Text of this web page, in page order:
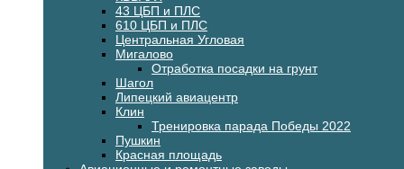
43 ЦБП и ПЛС
610 ЦБП и ПЛС
Центральная Угловая
Мигалово
Отработка посадки на грунт
Шагол
Липецкий авиацентр
Клин
Тренировка парада Победы 2022
Пушкин
Красная площадь